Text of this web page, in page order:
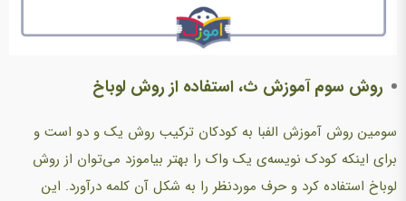
روش سوم آموزش ث، استفاده از روش لوباخ
سومین روش آموزش الفبا به کودکان ترکیب روش یک و دو است و
برای اینکه کودک نویسه‌ی یک واک را بهتر بیاموزد می‌توان از روش
لوباخ استفاده کرد و حرف موردنظر را به شکل آن کلمه درآورد. این